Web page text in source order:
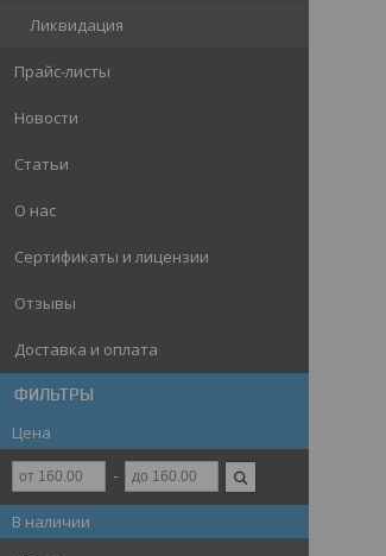
Ликвидация
Прайс-листы
Новости
Статьи
О нас
Сертификаты и лицензии
Отзывы
Доставка и оплата
ФИЛЬТРЫ
Цена
В наличии